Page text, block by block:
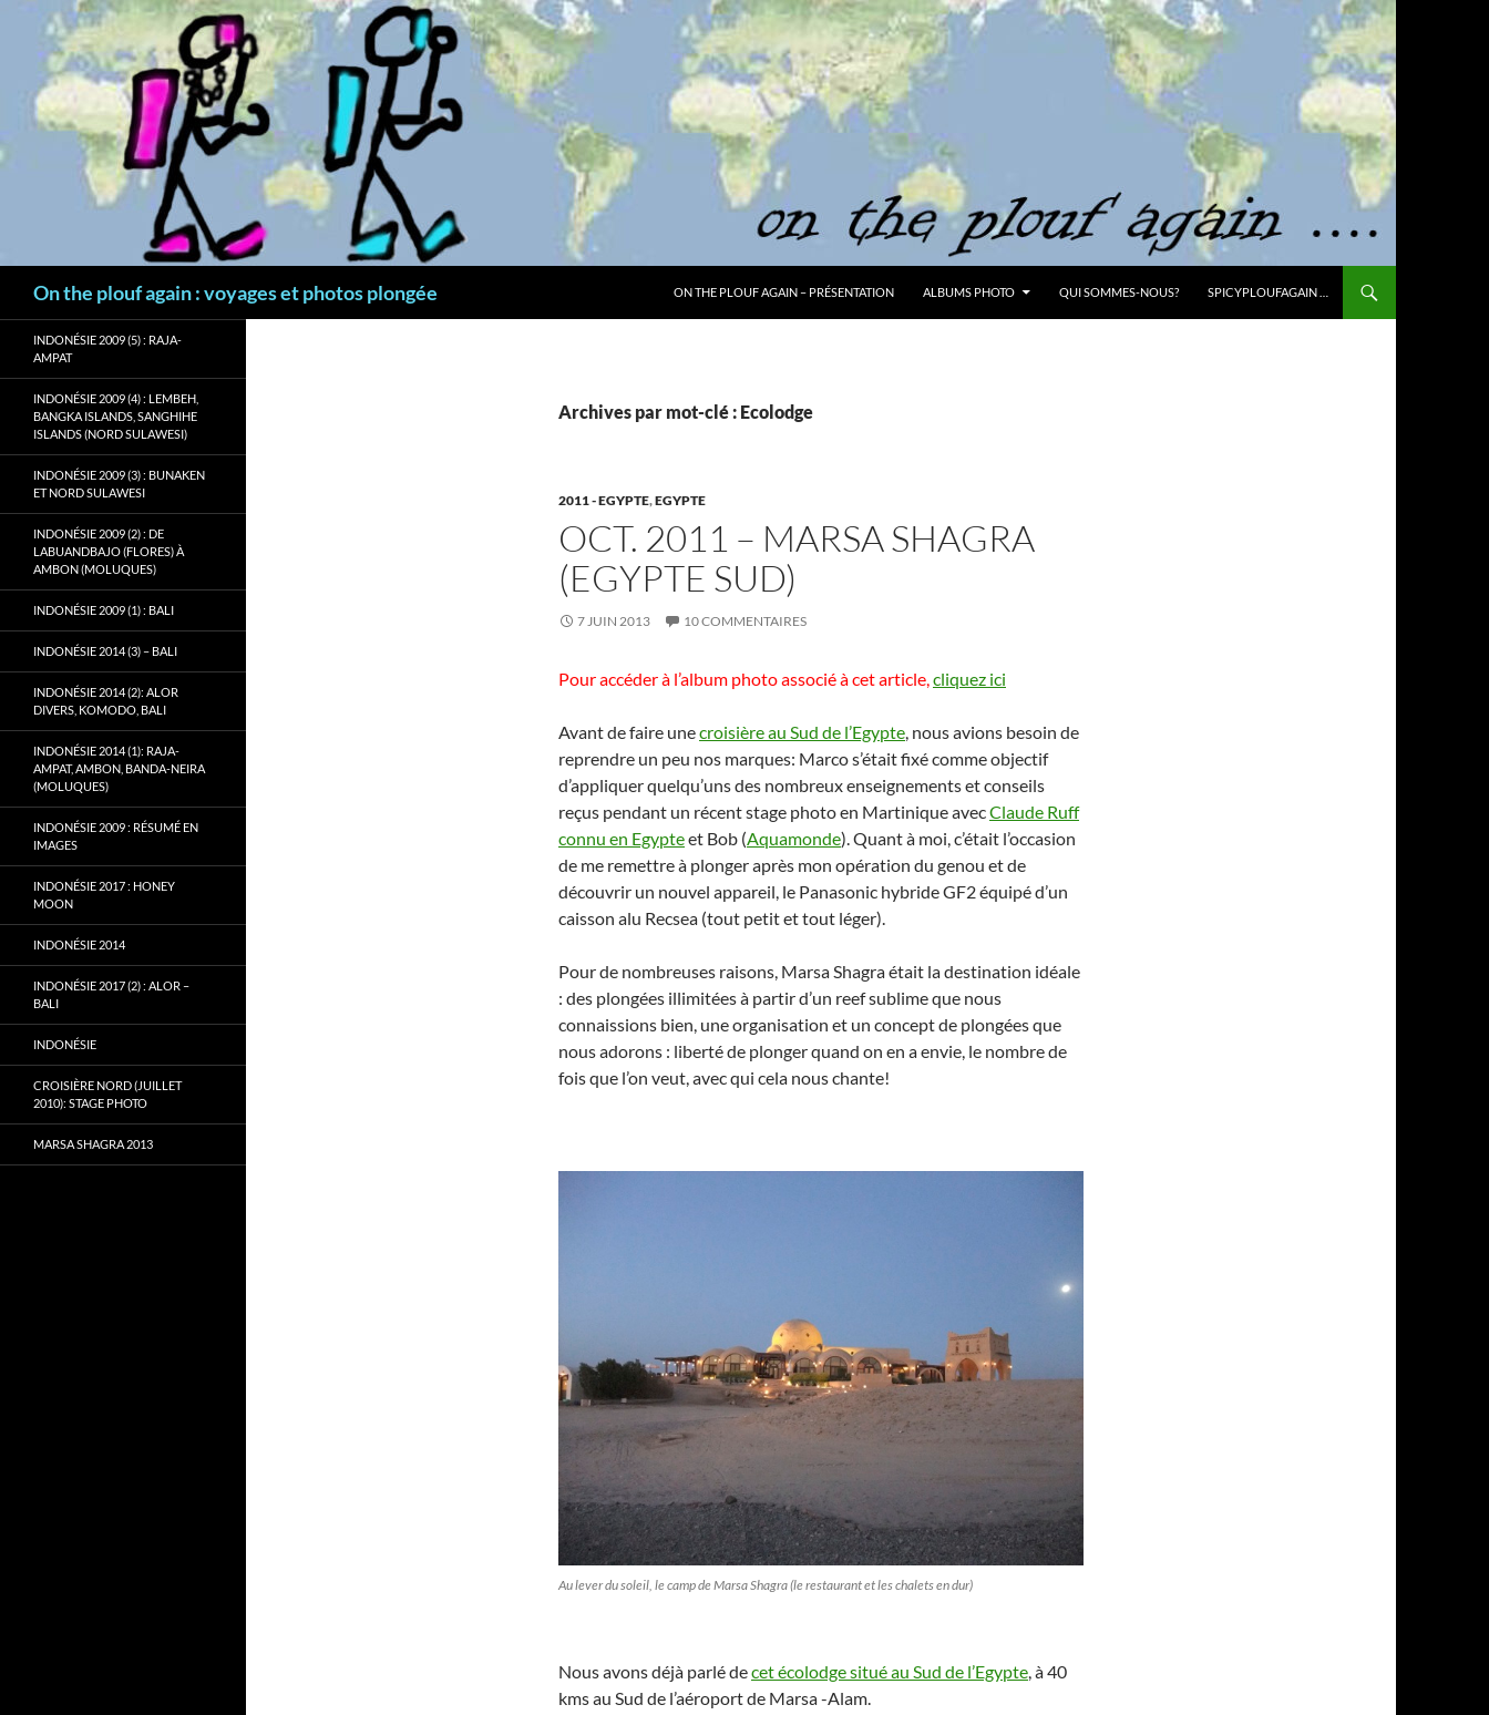
contenu
On the plouf again : voyages et photos plongée ON THE PLOUF AGAIN – PRÉSENTATION ALBUMS PHOTO QUI SOMMES-NOUS? SPICYPLOUFAGAIN …
Archives par mot-clé : Ecolodge
2011 - EGYPTE,EGYPTE
OCT. 2011 – MARSA SHAGRA
(EGYPTE SUD)
7 JUIN 2013 10 COMMENTAIRES
Pour accéder à l’album photo associé à cet article,cliquez ici
Avant de faire unecroisière au Sud de l’Egypte, nous avions besoin de
reprendre un peu nos marques: Marco s’était fixé comme objectif
d’appliquer quelqu’uns des nombreux enseignements et conseils
reçus pendant un récent stage photo en Martinique avecClaude Ruff
connu en Egypteet Bob (Aquamonde). Quant à moi, c’était l’occasion
de me remettre à plonger après mon opération du genou et de
découvrir un nouvel appareil, le Panasonic hybride GF2 équipé d’un
caisson alu Recsea (tout petit et tout léger).
Pour de nombreuses raisons, Marsa Shagra était la destination idéale
: des plongées illimitées à partir d’un reef sublime que nous
connaissions bien, une organisation et un concept de plongées que
nous adorons : liberté de plonger quand on en a envie, le nombre de
fois que l’on veut, avec qui cela nous chante!
Au lever du soleil, le camp de Marsa Shagra (le restaurant et les chalets en dur)
Nous avons déjà parlé decet écolodge situé au Sud de l’Egypte , à 40
kms au Sud de l’aéroport de Marsa -Alam.
INDONÉSIE 2009 (5) : RAJA-
AMPAT
INDONÉSIE 2009 (4) : LEMBEH,
BANGKA ISLANDS, SANGHIHE
ISLANDS (NORD SULAWESI)
INDONÉSIE 2009 (3) : BUNAKEN
ET NORD SULAWESI
INDONÉSIE 2009 (2) : DE
LABUANDBAJO (FLORES) À
AMBON (MOLUQUES)
INDONÉSIE 2009 (1) : BALI
INDONÉSIE 2014 (3) – BALI
INDONÉSIE 2014 (2): ALOR
DIVERS, KOMODO, BALI
INDONÉSIE 2014 (1): RAJA-
AMPAT, AMBON, BANDA-NEIRA
(MOLUQUES)
INDONÉSIE 2009 : RÉSUMÉ EN
IMAGES
INDONÉSIE 2017 : HONEY
MOON
INDONÉSIE 2014
INDONÉSIE 2017 (2) : ALOR –
BALI
INDONÉSIE
CROISIÈRE NORD (JUILLET
2010): STAGE PHOTO
MARSA SHAGRA 2013